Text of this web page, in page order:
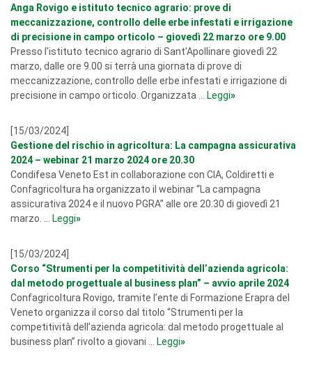
Anga Rovigo e istituto tecnico agrario: prove di
meccanizzazione, controllo delle erbe infestati e irrigazione
di precisione in campo orticolo – giovedì 22 marzo ore 9.00
Presso l'istituto tecnico agrario di Sant'Apollinare giovedì 22
marzo, dalle ore 9.00 si terrà una giornata di prove di
meccanizzazione, controllo delle erbe infestati e irrigazione di
precisione in campo orticolo. Organizzata ...
Leggi»
[15/03/2024]
Gestione del rischio in agricoltura: La campagna assicurativa
2024 – webinar 21 marzo 2024 ore 20.30
Condifesa Veneto Est in collaborazione con CIA, Coldiretti e
Confagricoltura ha organizzato il webinar “La campagna
assicurativa 2024 e il nuovo PGRA” alle ore 20.30 di giovedì 21
marzo. ...
Leggi»
[15/03/2024]
Corso “Strumenti per la competitività dell’azienda agricola:
dal metodo progettuale al business plan” – avvio aprile 2024
Confagricoltura Rovigo, tramite l’ente di Formazione Erapra del
Veneto organizza il corso dal titolo “Strumenti per la
competitività dell’azienda agricola: dal metodo progettuale al
business plan” rivolto a giovani ...
Leggi»